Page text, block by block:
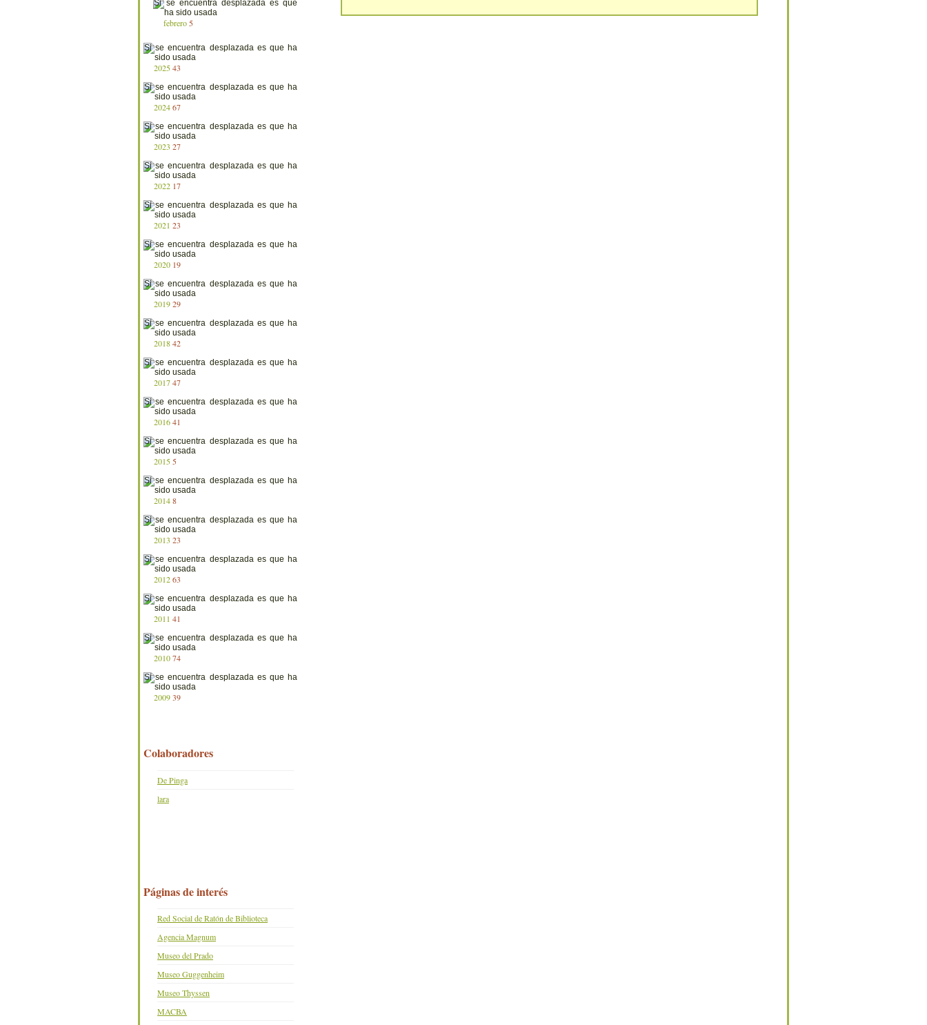
febrero 5
202543
202467
2023 27
2022 17
2021 23
2020 19
201929
201842
201747
201641
2015 5
20148
2013 23
201263
2011 41
201074
200939
Colaboradores
De Pinga
lara
Páginas de interés
Red Social de Ratón de Biblioteca
Agencia Magnum
Museo del Prado
Museo Guggenheim
Museo Thyssen
MACBA